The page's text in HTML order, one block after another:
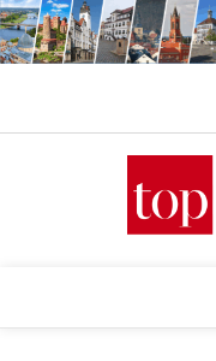
Verkaufsstellen